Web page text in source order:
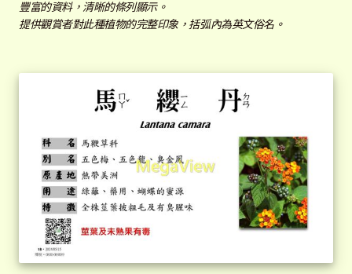
豐富的資料，清晰的條列顯示。
提供觀賞者對此種植物的完整印象，括弧內為英文俗名。